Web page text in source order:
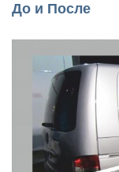
До и После